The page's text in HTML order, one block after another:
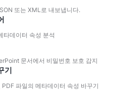
또는 XML로 내보냅니다.
타데이터 속성 분석
문서에서 비밀번호 보호 감지
기
파일의 메타데이터 속성 바꾸기